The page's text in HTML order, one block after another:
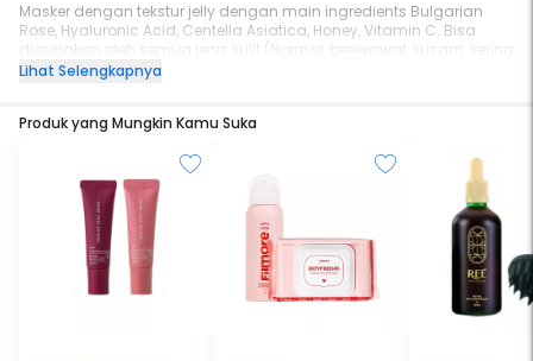
Masker dengan tekstur jelly dengan main ingredients Bulgarian
Rose, Hyaluronic Acid, Centella Asiatica, Honey, Vitamin C. Bisa
digunakan oleh semua jenis kulit (Normal, berjerawat, kusam, kering
& berminyak, Sensitif).
Lihat Selengkapnya
Produk yang Mungkin Kamu Suka